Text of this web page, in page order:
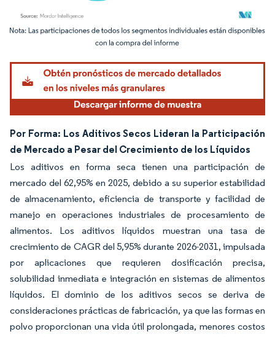
Imagen © Mordor Intelligence. El uso requiere atribución según CC BY 4.0.
Por Forma: Los Aditivos Secos Lideran la Participación
de Mercado a Pesar del Crecimiento de los Líquidos
Los aditivos en forma seca tienen una participación de
mercado del 62,95% en 2025, debido a su superior estabilidad
de almacenamiento, eficiencia de transporte y facilidad de
manejo en operaciones industriales de procesamiento de
alimentos. Los aditivos líquidos muestran una tasa de
crecimiento de CAGR del 5,95% durante 2026-2031, impulsada
por aplicaciones que requieren dosificación precisa,
solubilidad inmediata e integración en sistemas de alimentos
líquidos. El dominio de los aditivos secos se deriva de
consideraciones prácticas de fabricación, ya que las formas en
polvo proporcionan una vida útil prolongada, menores costos